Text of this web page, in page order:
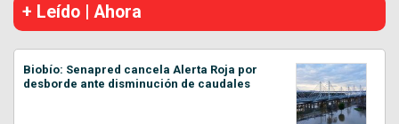
+ Leído | Ahora
Biobío: Senapred cancela Alerta Roja por
desborde ante disminución de caudales